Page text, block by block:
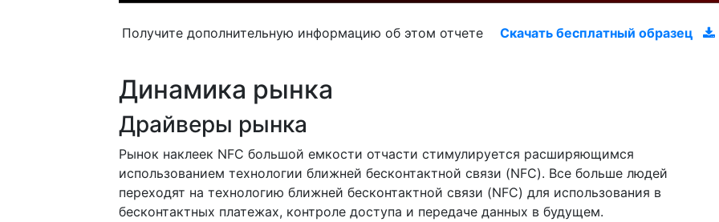
Получите дополнительную информацию об этом отчете Скачать бесплатный образец
Динамика рынка
Драйверы рынка
Рынок наклеек NFC большой емкости отчасти стимулируется расширяющимся
использованием технологии ближней бесконтактной связи (NFC). Все больше людей
переходят на технологию ближней бесконтактной связи (NFC) для использования в
бесконтактных платежах, контроле доступа и передаче данных в будущем.